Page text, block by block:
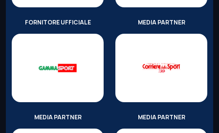
FORNITORE UFFICIALE MEDIA PARTNER
MEDIA PARTNER MEDIA PARTNER